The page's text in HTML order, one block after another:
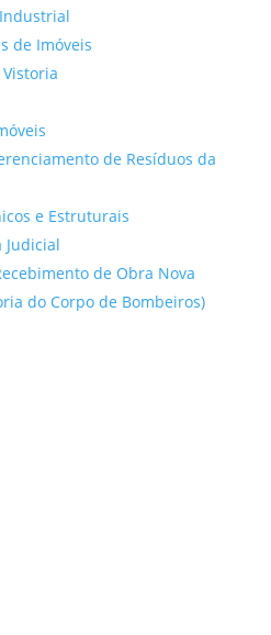
de Imóveis
de Resíduos da
e Estruturais
Judicial
de Obra Nova
do Corpo de Bombeiros)